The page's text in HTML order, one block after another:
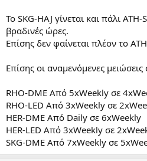
Το SKG-HAJ γίνεται και πάλι
βραδινές ώρες.
Επίσης δεν φαίνεται πλέον το
Επίσης οι αναμενόμενες
RHO-DME Από 5xWeekly σε
RHO-LED Aπό 3xWeekly σε
HER-DME Aπό Daily σε 6xWeekly
HER-LED Aπό 3xWeekly σε
SKG-DME Από 7xWeekly σε